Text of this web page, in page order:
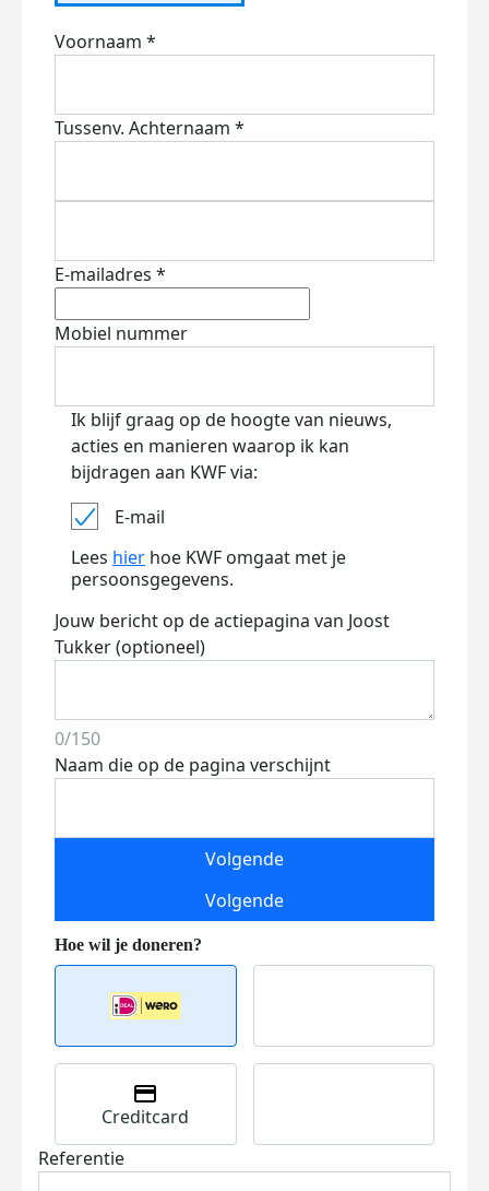
Voornaam *
Tussenv. Achternaam *
E-mailadres *
Mobiel nummer
Ik blijf graag op de hoogte van nieuws,
acties en manieren waarop ik kan
bijdragen aan KWF via:
E-mail
Lees hier hoe KWF omgaat met je
persoonsgegevens.
Jouw bericht op de actiepagina van Joost
Tukker (optioneel)
0/150
Naam die op de pagina verschijnt
Volgende
Volgende
Creditcard
Referentie